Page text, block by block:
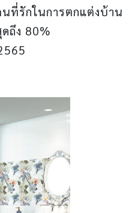
ที่รักในการตกแต่งบ้าน
ถึง 80%